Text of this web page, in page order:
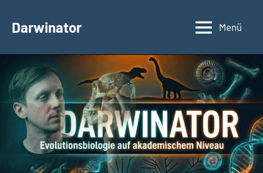
InhaltDarwinator
Evolutionsbiologie
Menü